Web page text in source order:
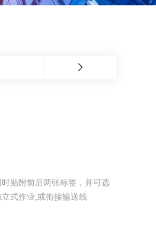
贴附前后两张标签，并可选
式作业,或衔接输送线